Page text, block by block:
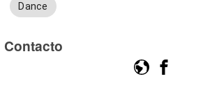
Dance
Contacto